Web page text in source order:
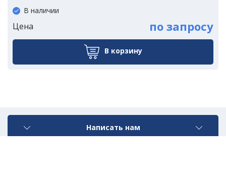
В наличии
Цена по запросу
В корзину
Написать нам